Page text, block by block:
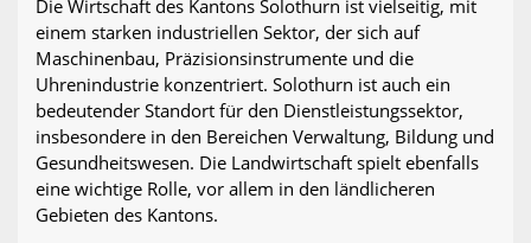
Die Wirtschaft des Kantons Solothurn ist vielseitig, mit
einem starken industriellen Sektor, der sich auf
Maschinenbau, Präzisionsinstrumente und die
Uhrenindustrie konzentriert. Solothurn ist auch ein
bedeutender Standort für den Dienstleistungssektor,
insbesondere in den Bereichen Verwaltung, Bildung und
Gesundheitswesen. Die Landwirtschaft spielt ebenfalls
eine wichtige Rolle, vor allem in den ländlicheren
Gebieten des Kantons.